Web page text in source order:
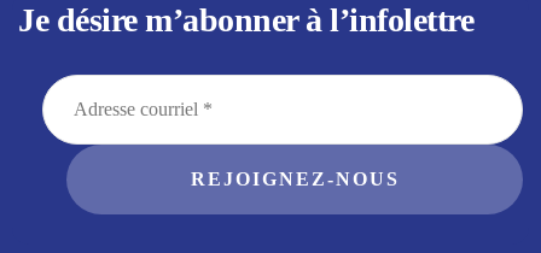
Je désire m’abonner à l’infolettre